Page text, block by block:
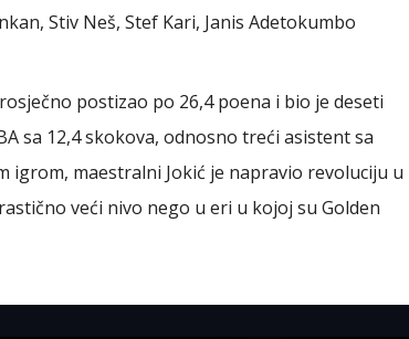
Stiv Neš, Stef Kari, Janis Adetokumbo
postizao po 26,4 poena i bio je deseti
sa 12,4 skokova, odnosno treći asistent sa
igrom, maestralni Jokić je napravio revoluciju u
veći nivo nego u eri u kojoj su Golden